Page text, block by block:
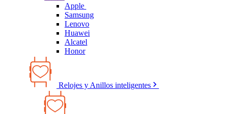
Apple
Samsung
Lenovo
Huawei
Alcatel
Honor
Relojes y Anillos inteligentes